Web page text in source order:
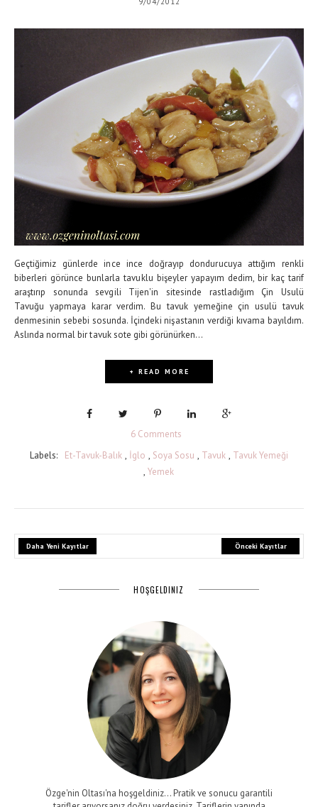
Geçtiğimiz günlerde ince ince doğrayıp dondurucuya attığım renkli
biberleri görünce bunlarla tavuklu bişeyler yapayım dedim, bir kaç tarif
araştırıp sonunda sevgili Tijen'in sitesinde rastladığım Çin Usulü
Tavuğu yapmaya karar verdim. Bu tavuk yemeğine çin usulü tavuk
denmesinin sebebi sosunda. İçindeki nişastanın verdiği kıvama bayıldım.
Aslında normal bir tavuk sote gibi görünürken...
+ READ MORE
6 Comments
Labels:
Et-Tavuk-Balık , İglo , Soya Sosu , Tavuk , Tavuk Yemeği
, Yemek
Daha Yeni Kayıtlar Önceki Kayıtlar
HOŞGELDINIZ
Özge'nin Oltası'na hoşgeldiniz... Pratik ve sonucu garantili